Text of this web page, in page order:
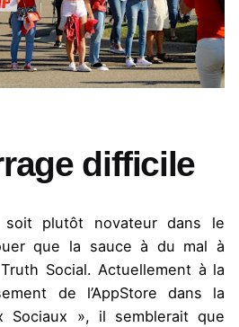
difficile
soit plutôt novateur dans le
que la sauce à du mal à
Social. Actuellement à la
de l’AppStore dans la
Sociaux », il semblerait que